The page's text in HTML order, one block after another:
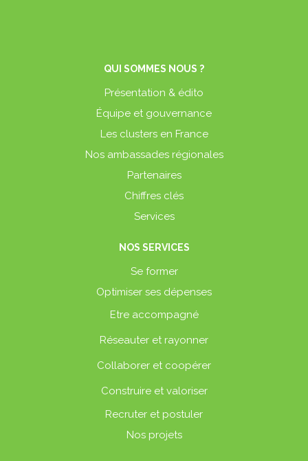
QUI SOMMES NOUS ?
Présentation & édito
Équipe et gouvernance
Les clusters en France
Nos ambassades régionales
Partenaires
Chiffres clés
Services
NOS SERVICES
Se former
Optimiser ses dépenses
Etre accompagné
Réseauter et rayonner
Collaborer et coopérer
Construire et valoriser
Recruter et postuler
Nos projets